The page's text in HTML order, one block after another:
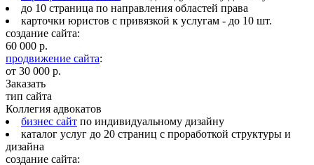
до 10 страница по направления областей права
карточки юристов с привязкой к услугам - до 10 шт.
создание сайта:
60 000 р.
продвижение сайта:
от 30 000 р.
Заказать
тип сайта
Коллегия адвокатов
бизнес сайт по индивидуальному дизайну
каталог услуг до 20 страниц с проработкой структуры и
дизайна
создание сайта: